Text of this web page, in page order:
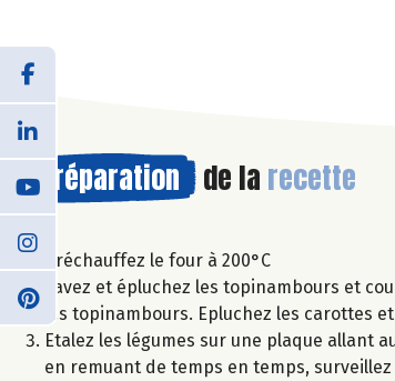
Préparation de la recette
Préchauffez le four à 200°C
Lavez et épluchez les topinambours et
les topinambours. Epluchez les carottes
Etalez les légumes sur une plaque allant
en remuant de temps en temps,